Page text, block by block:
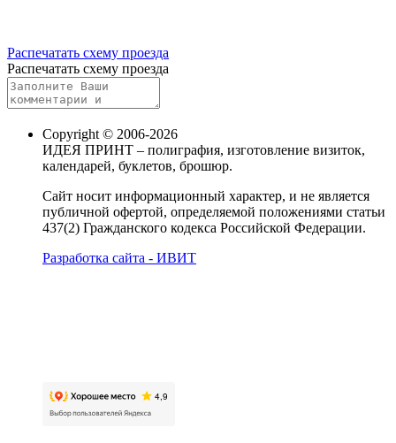
Распечатать схему проезда
Распечатать схему проезда
Copyright © 2006-2026
ИДЕЯ ПРИНТ – полиграфия, изготовление визиток,
календарей, буклетов, брошюр.
Сайт носит информационный характер, и не является
публичной офертой, определяемой положениями статьи
437(2) Гражданского кодекса Российской Федерации.
Разработка сайта - ИВИТ